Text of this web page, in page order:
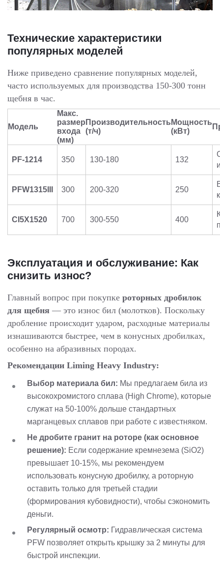
Технические характеристики
популярных моделей
Ниже приведено сравнение популярных моделей,
часто используемых для производства 150-300 тонн
щебня в час.
Модель
Макс.
размер
входа
(мм)
Производительность
(т/ч)
Мощность
(кВт)
PF-1214 350 130-180 132
PFW1315III 300 200-320 250
CI5X1520 700 300-550 400
Эксплуатация и обслуживание: Как
снизить износ?
Главный вопрос при покупке роторных дробилок
для щебня — это износ бил (молотков). Поскольку
дробление происходит ударом, расходные материалы
изнашиваются быстрее, чем в конусных дробилках,
особенно на абразивных породах.
Рекомендации Liming Heavy Industry:
Выбор материала бил: Мы предлагаем била из
высокохромистого сплава (High Chrome), которые
служат на 50-100% дольше стандартных
марганцевых сплавов при работе с известняком.
Не дробите гранит на роторе (как основное
решение): Если содержание кремнезема (SiO2)
превышает 10-15%, мы рекомендуем
использовать конусную дробилку, а роторную
оставить только для третьей стадии
(формирования кубовидности), чтобы сэкономить
деньги.
Регулярный осмотр: Гидравлическая система
PFW позволяет открыть крышку за 2 минуты для
быстрой инспекции.